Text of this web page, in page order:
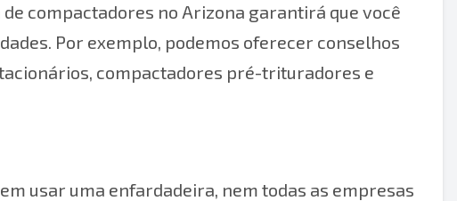
compactadores no Arizona garantirá que você
Por exemplo, podemos oferecer conselhos
compactadores pré-trituradores e
usar uma enfardadeira, nem todas as empresas